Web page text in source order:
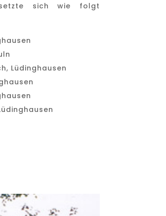
sich wie folgt
Lüdinghausen